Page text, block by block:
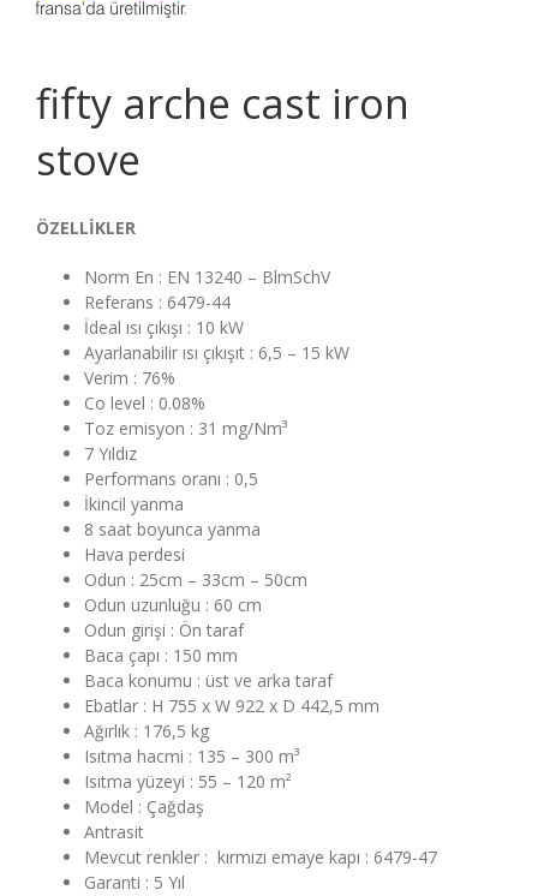
fifty arche cast iron
stove
ÖZELLİKLER
Norm En : EN 13240 – BlmSchV
Referans : 6479-44
İdeal ısı çıkışı : 10 kW
Ayarlanabilir ısı çıkışıt : 6,5 – 15 kW
Verim : 76%
Co level : 0.08%
Toz emisyon : 31 mg/Nm³
7 Yıldız
Performans oranı : 0,5
İkincil yanma
8 saat boyunca yanma
Hava perdesi
Odun : 25cm – 33cm – 50cm
Odun uzunluğu : 60 cm
Odun girişi : Ön taraf
Baca çapı : 150 mm
Baca konumu : üst ve arka taraf
Ebatlar : H 755 x W 922 x D 442,5 mm
Ağırlık : 176,5 kg
Isıtma hacmi : 135 – 300 m³
Isıtma yüzeyi : 55 – 120 m²
Model : Çağdaş
Antrasit
Mevcut renkler : kırmızı emaye kapı : 6479-47
Garanti : 5 Yıl